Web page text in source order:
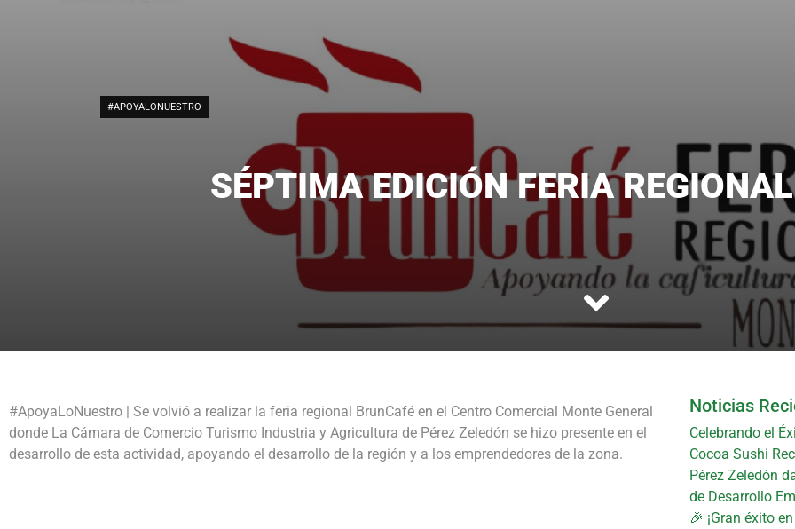
#APOYALONUESTRO
SÉPTIMA EDICIÓN FERIA
#ApoyaLoNuestro | Se volvió a realizar la feria regional BrunCafé en el Centro Comercial Monte General
donde La Cámara de Comercio Turismo Industria y Agricultura de Pérez Zeledón se hizo presente en el
desarrollo de esta actividad, apoyando el desarrollo de la región y a los emprendedores de la zona.
Noticias
Celebrando el
Cocoa Sushi
Pérez Zeledón
de Desarrollo
🎉 ¡Gran éxito